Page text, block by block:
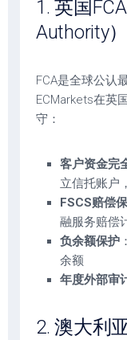
1. 英国
Authority）
FCA是全球公认
ECMarkets在英
守：
客户资金完
立信托账户
FSCS赔偿
融服务赔偿
负余额保护
余额
年度外部审
2. 澳大利